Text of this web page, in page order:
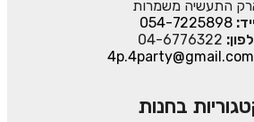
התעשיה משמרות
054-7225898
04-6776322
4p.4party@gmail.com
בחנות